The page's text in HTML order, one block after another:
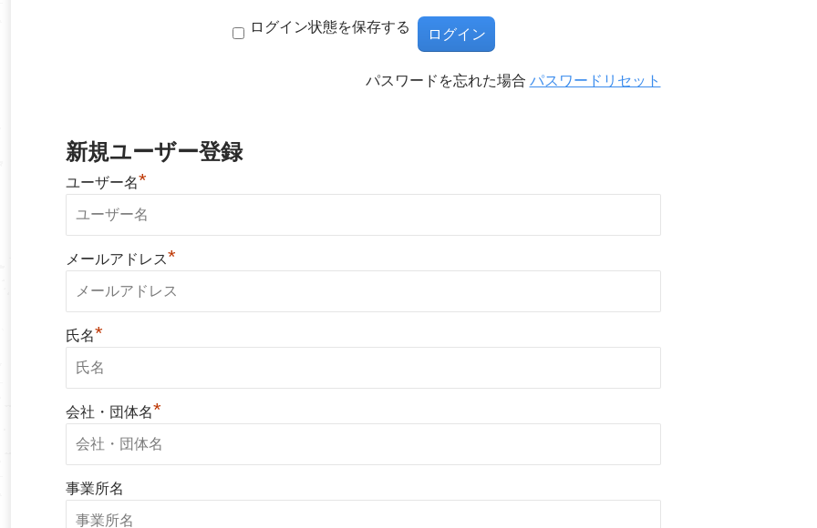
ログイン状態を保存する
パスワードを忘れた場合 パスワードリセット
新規ユーザー登録
ユーザー名*
メールアドレス*
氏名*
会社・団体名*
事業所名